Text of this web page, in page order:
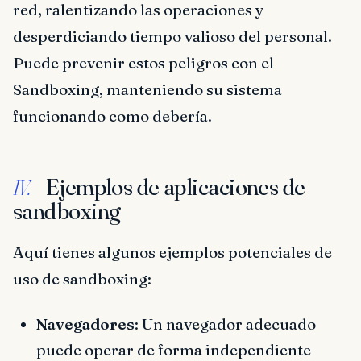
red, ralentizando las operaciones y
desperdiciando tiempo valioso del personal.
Puede prevenir estos peligros con el
Sandboxing, manteniendo su sistema
funcionando como debería.
IV.
Ejemplos de aplicaciones de
sandboxing
Aquí tienes algunos ejemplos potenciales de
uso de sandboxing:
Navegadores: Un navegador adecuado
puede operar de forma independiente